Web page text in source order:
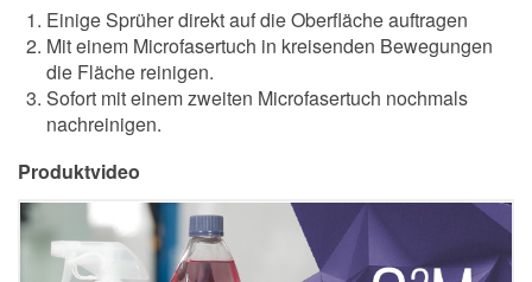
Einige Sprüher direkt auf die Oberfläche auftragen
Mit einem Microfasertuch in kreisenden Bewegungen
die Fläche reinigen.
Sofort mit einem zweiten Microfasertuch nochmals
nachreinigen.
Produktvideo